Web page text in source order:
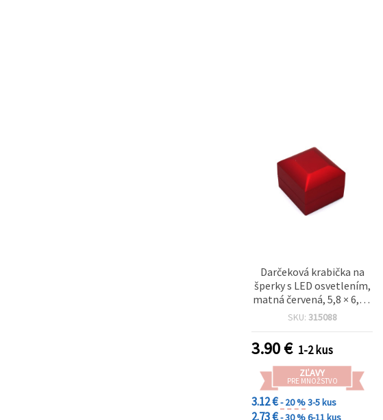
Darčeková krabička na
šperky s LED osvetlením,
matná červená, 5,8 × 6,3 ×
4,9 cm
SKU: 315088
3.90€ 1-2 kus
ZĽAVY
PRE MNOŽSTVO
3.12 €- 20 %3-5 kus
2.73 €- 30 %6-11 kus